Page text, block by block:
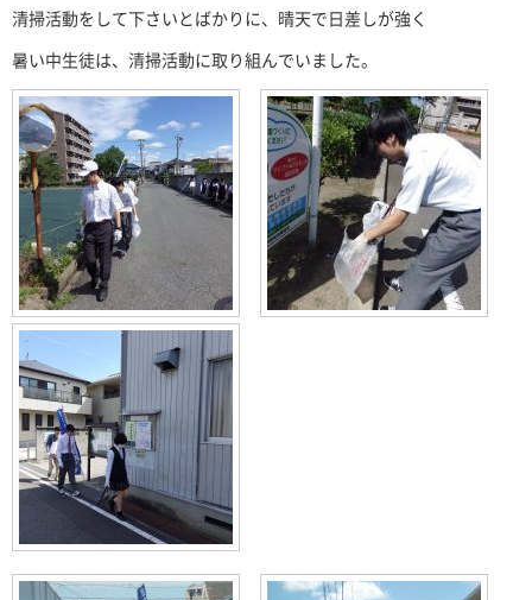
清掃活動をして下さいとばかりに、晴天で日差しが強く
暑い中生徒は、清掃活動に取り組んでいました。